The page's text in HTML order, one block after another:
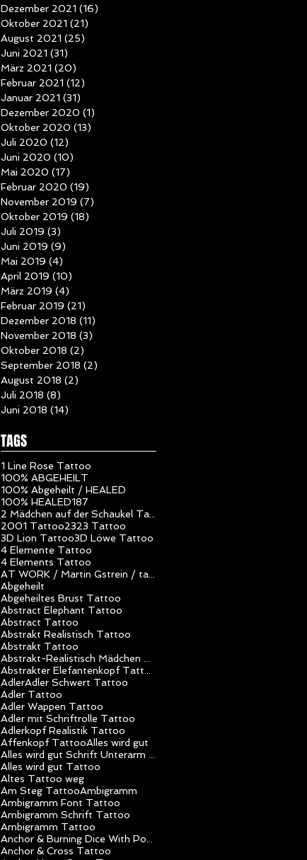
Dezember 2021 (16)
Oktober 2021 (21)
August 2021 (25)
Juni 2021 (31)
März 2021 (20)
Februar 2021 (12)
Januar 2021 (31)
Dezember 2020 (1)
Oktober 2020 (13)
Juli 2020 (12)
Juni 2020 (10)
Mai 2020 (17)
Februar 2020 (19)
November 2019 (7)
Oktober 2019 (18)
Juli 2019 (3)
Juni 2019 (9)
Mai 2019 (4)
April 2019 (10)
März 2019 (4)
Februar 2019 (21)
Dezember 2018 (11)
November 2018 (3)
Oktober 2018 (2)
September 2018 (2)
August 2018 (2)
Juli 2018 (8)
Juni 2018 (14)
TAGS
1 Line Rose Tattoo
100% ABGEHEILT
100% Abgeheilt / HEALED
100% HEALED187
2001 Tattoo2323 Tattoo
3D Lion Tattoo3D Löwe Tattoo
4 Elemente Tattoo
4 Elements Tattoo
Abgeheilt
Abgeheiltes Brust Tattoo
Abstract Elephant Tattoo
Abstract Tattoo
Abstrakt Realistisch Tattoo
Abstrakt Tattoo
AdlerAdler Schwert Tattoo
Adler Tattoo
Adler Wappen Tattoo
Adler mit Schriftrolle Tattoo
Adlerkopf Realistik Tattoo
Affenkopf TattooAlles wird gut
Alles wird gut Tattoo
Altes Tattoo weg
Am Steg TattooAmbigramm
Ambigramm Font Tattoo
Ambigramm Schrift Tattoo
Ambigramm Tattoo
Anchor & Cross Tattoo